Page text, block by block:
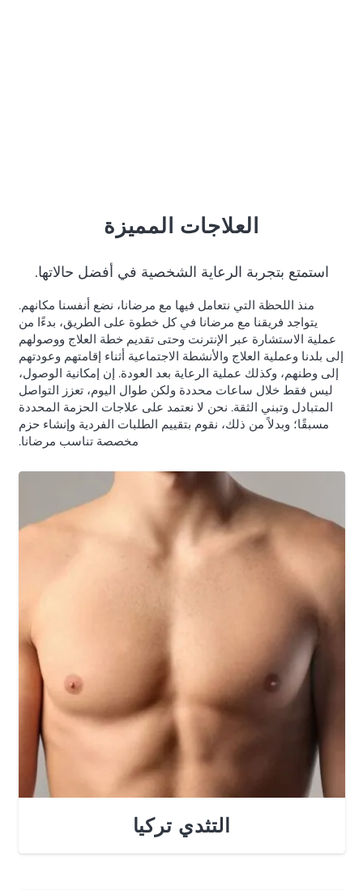
العلاجات المميزة
استمتع بتجربة الرعاية الشخصية في أفضل حالاتها.
منذ اللحظة التي نتعامل فيها مع مرضانا، نضع أنفسنا مكانهم.
يتواجد فريقنا مع مرضانا في كل خطوة على الطريق، بدءًا من
عملية الاستشارة عبر الإنترنت وحتى تقديم خطة العلاج ووصولهم
إلى بلدنا وعملية العلاج والأنشطة الاجتماعية أثناء إقامتهم وعودتهم
إلى وطنهم، وكذلك عملية الرعاية بعد العودة. إن إمكانية الوصول،
ليس فقط خلال ساعات محددة ولكن طوال اليوم، تعزز التواصل
المتبادل وتبني الثقة. نحن لا نعتمد على علاجات الحزمة المحددة
مسبقًا؛ وبدلاً من ذلك، نقوم بتقييم الطلبات الفردية وإنشاء حزم
مخصصة تناسب مرضانا.
التثدي تركيا